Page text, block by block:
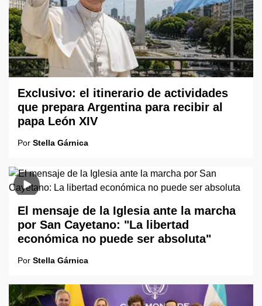
Exclusivo: el itinerario de actividades
que prepara Argentina para recibir al
papa León XIV
Por Stella Gárnica
El mensaje de la Iglesia ante la marcha
por San Cayetano: "La libertad
económica no puede ser absoluta"
Por Stella Gárnica